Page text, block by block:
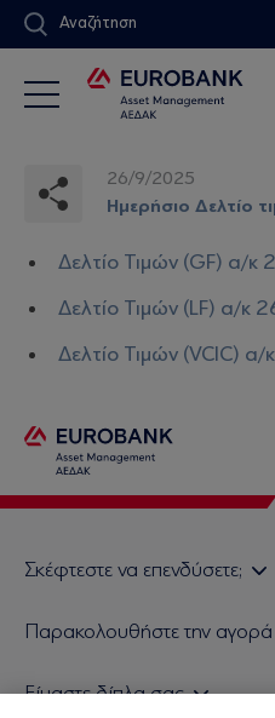
Αναζήτηση
26/9/2025
Ημερήσιο Δελτίο
Δελτίο Τιμών (GF) α/
Δελτίο Τιμών (LF) α/κ
Δελτίο Τιμών (VCIC)
Σκέφτεστε να επενδύσετε;
Τιμολογιακή Πολιτική
Παρακολουθήστε την αγορά
Είμαστε δίπλα σας